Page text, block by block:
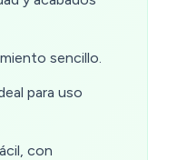
sencillo.
para uso
con